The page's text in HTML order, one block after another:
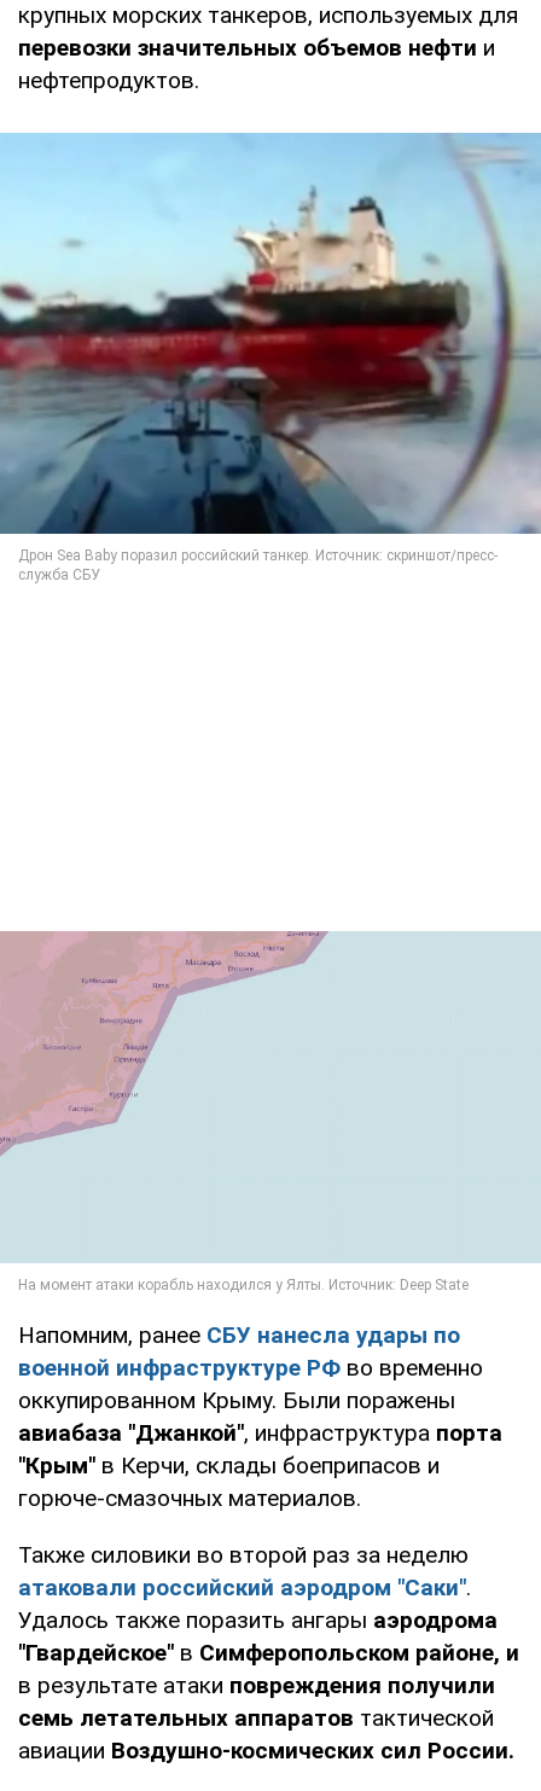
крупных морских танкеров, используемых для
перевозки значительных объемов нефти и
нефтепродуктов.
Напомним, ранее СБУ нанесла удары по
военной инфраструктуре РФ во временно
оккупированном Крыму. Были поражены
авиабаза "Джанкой", инфраструктура порта
"Крым" в Керчи, склады боеприпасов и
горюче-смазочных материалов.
Также силовики во второй раз за неделю
атаковали российский аэродром "Саки".
Удалось также поразить ангары аэродрома
"Гвардейское" в Симферопольском районе, и
в результате атаки повреждения получили
семь летательных аппаратов тактической
авиации Воздушно-космических сил России.